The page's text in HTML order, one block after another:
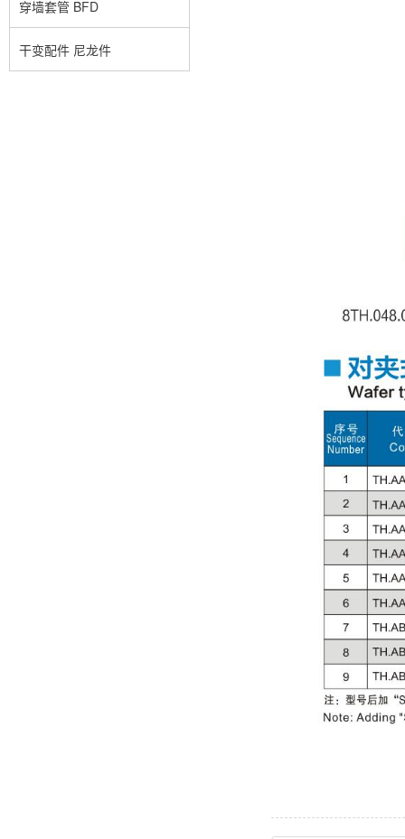
穿墙套管 BFD
干变配件 尼龙件